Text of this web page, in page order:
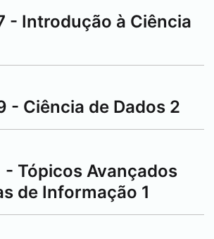
- Introdução à Ciência
- Ciência de Dados 2
- Tópicos Avançados
de Informação 1